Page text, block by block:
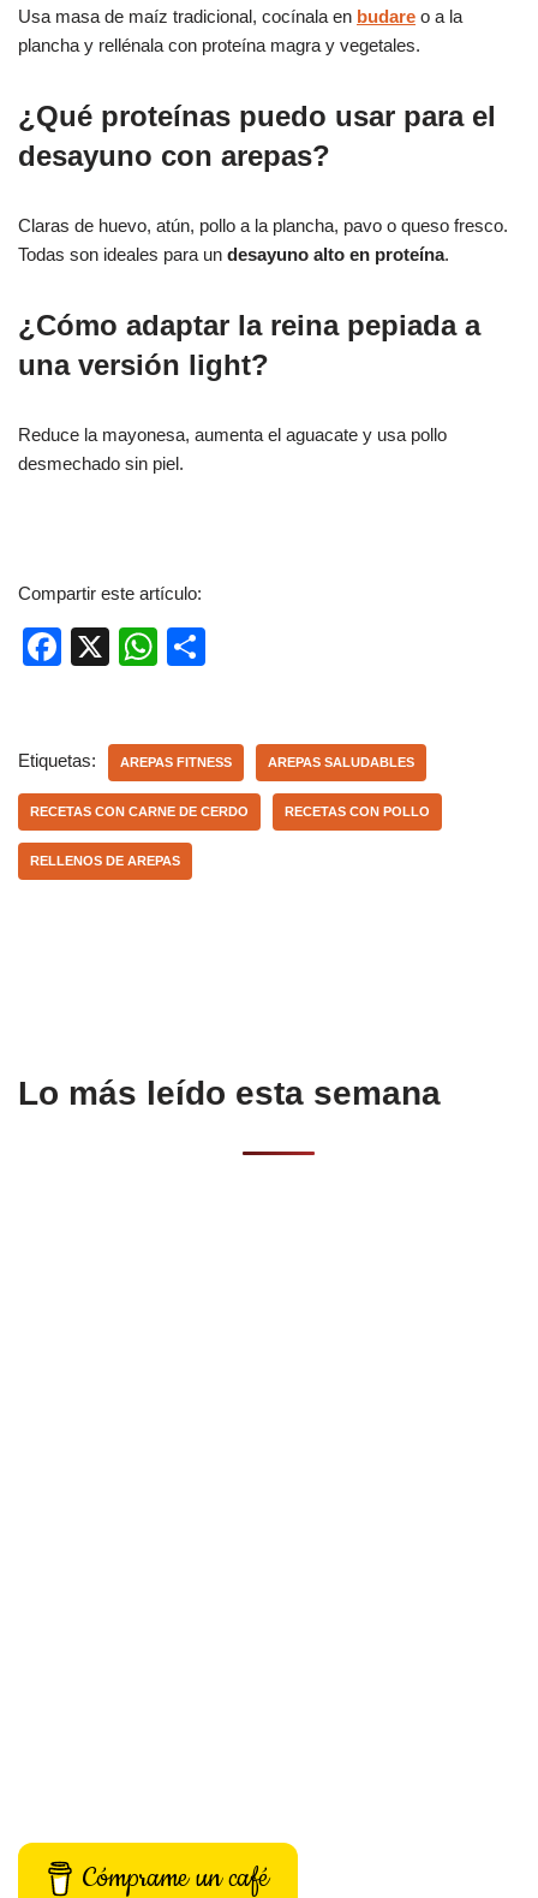
Usa masa de maíz tradicional, cocínala en budare o a la
plancha y rellénala con proteína magra y vegetales.
¿Qué proteínas puedo usar para el
desayuno con arepas?
Claras de huevo, atún, pollo a la plancha, pavo o queso fresco.
Todas son ideales para un desayuno alto en proteína.
¿Cómo adaptar la reina pepiada a
una versión light?
Reduce la mayonesa, aumenta el aguacate y usa pollo
desmechado sin piel.
Compartir este artículo:
F
e
b
o
o
X
W
s
A
p
p
p
ar
tir
Etiquetas: AREPAS FITNESS AREPAS SALUDABLES
RECETAS CON CARNE DE CERDO RECETAS CON POLLO
RELLENOS DE AREPAS
Lo más leído esta semana
Cómprame un café